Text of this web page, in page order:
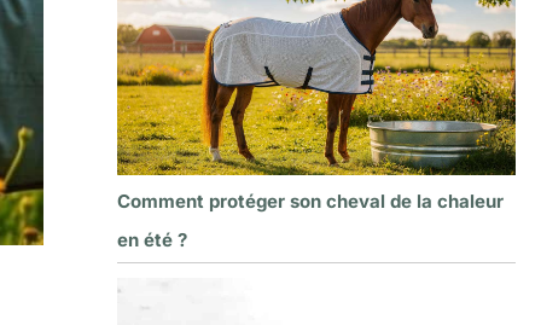
Comment protéger son cheval de la chaleur
en été ?